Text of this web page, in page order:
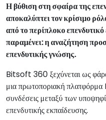
Η βύθιση στη σφαίρα της
αποκαλύπτει τον κρίσιμο
από το περίπλοκο
παραμένει: η αναζήτηση
επενδυτικής γνώσης.
Bitsoft 360 ξεχύνεται ως
μια πρωτοποριακή
συνδέσεις μεταξύ των
επενδυτικής εκπαίδευσης.